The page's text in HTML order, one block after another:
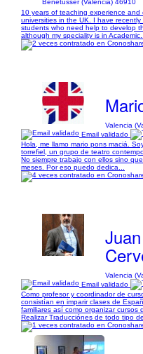
10 years of teaching experience
universities in the UK. I have
students who need help to develop
although my speciality is in Academic...
Valencia
Email validado
Hola, me llamo mario pons maciá.
torrefiel, un grupo de teatro
No siempre trabajo con ellos sino
meses. Por eso puedo dedica...
Valencia
Email validado
Como profesor y coordinador de
consistían en imparir clases de
familiares así como organizar cursos
Realizar Traducciónes de todo tipo